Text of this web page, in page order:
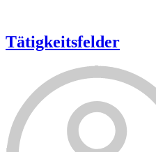
Tätigkeitsfelder